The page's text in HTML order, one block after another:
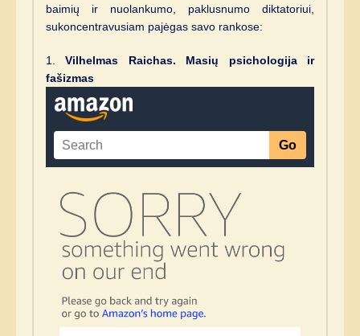
baimių ir nuolankumo, paklusnumo diktatoriui,
sukoncentravusiam pajėgas savo rankose:
1.Vilhelmas Raichas. Masių psichologija ir
fašizmas